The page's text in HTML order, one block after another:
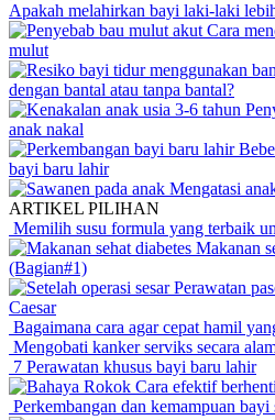
Apakah melahirkan bayi laki-laki
Cara
mulut
dengan bantal atau tanpa bantal?
anak nakal
bayi baru lahir
Mengatasi
ARTIKEL PILIHAN
Memilih susu formula yang terbaik
Makanan
(Bagian#1)
Perawatan
Caesar
Bagaimana cara agar cepat hamil
Mengobati kanker serviks secara
7 Perawatan khusus bayi baru lahir
Cara efektif
Perkembangan dan kemampuan bayi